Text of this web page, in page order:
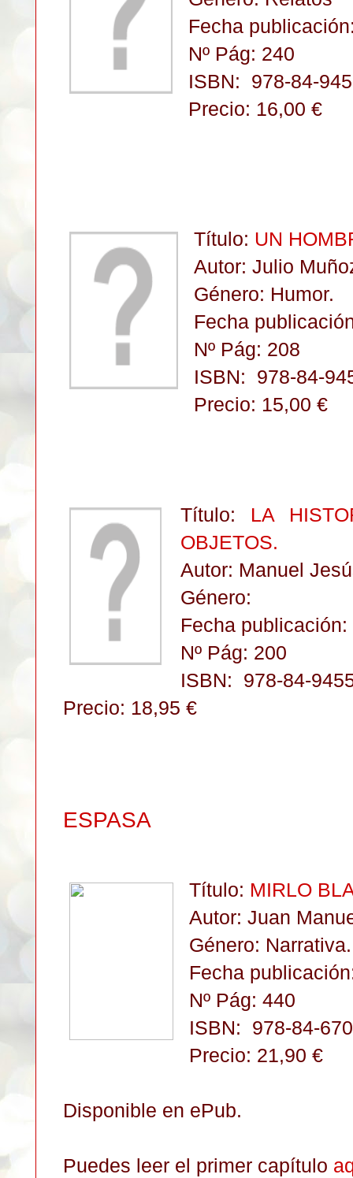
Fecha
Nº Pág: 240
ISBN: 978-84-
Precio: 16,00 €
Título: UN
Autor: Julio
Género: Humor.
Fecha
Nº Pág: 208
ISBN: 978-84-
Precio: 15,00 €
Título: LA
OBJETOS.
Autor: Manuel
Género:
Fecha
Nº Pág: 200
ISBN: 978-84-
Precio: 18,95 €
ESPASA
Título: MIRLO
Autor: Juan
Género: Narrativa.
Fecha
Nº Pág: 440
ISBN: 978-84-
Precio: 21,90 €
Disponible en ePub.
Puedes leer el primer capítulo